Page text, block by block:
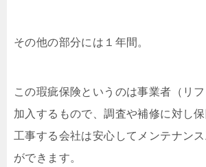
その他の部分には１年間。
この瑕疵保険というのは事業者（リ
加入するもので、調査や補修に対し
工事する会社は安心してメンテナン
ができます。